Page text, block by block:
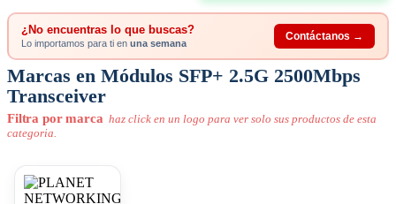
¿No encuentras lo que buscas?
Lo importamos para ti en una semana
Contáctanos →
Marcas en Módulos SFP+ 2.5G 2500Mbps
Transceiver
Filtra por marca haz click en un logo para ver solo sus productos de esta
categoria.